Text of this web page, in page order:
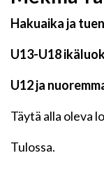
Hakuaika ja
U13-U18
U12 ja
Täytä alla oleva
Tulossa.